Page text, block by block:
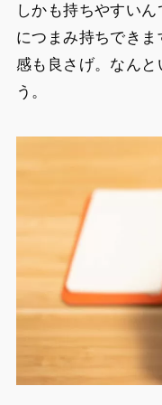
しかも持ちやすい
につまみ持ちでき
感も良さげ。なんと
う。